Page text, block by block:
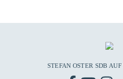
STEFAN OSTER SDB